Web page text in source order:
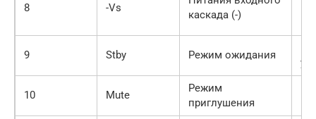
8 -Vs
каскада (-)
9 Stby Режим ожидания
10 Mute
Режим
приглушения